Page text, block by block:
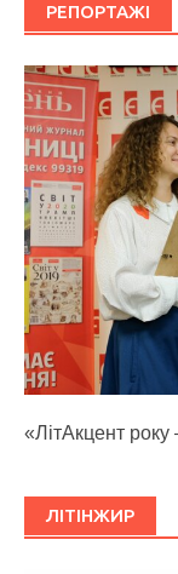
РЕПОРТАЖІ
«ЛітАкцент
ЛІТІНЖИР